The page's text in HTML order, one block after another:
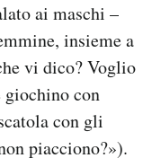
ai maschi –
insieme a
vi dico? Voglio
giochino con
con gli
piacciono?»).